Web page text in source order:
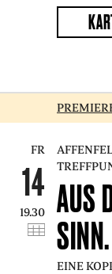
FR
14
19.30
AUS
SINN.
EINE